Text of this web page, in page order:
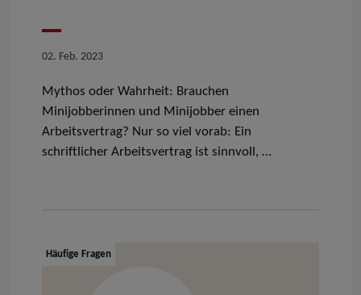
Datum
02. Feb. 2023
Mythos oder Wahrheit: Brauchen
Minijobberinnen und Minijobber einen
Arbeitsvertrag? Nur so viel vorab: Ein
schriftlicher Arbeitsvertrag ist sinnvoll, …
Dokumenttyp:
Häufige Fragen